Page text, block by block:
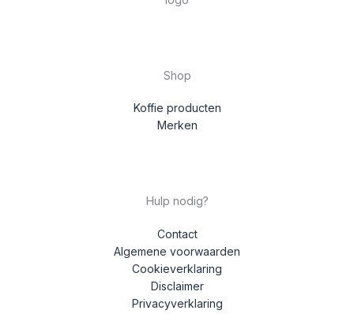
Shop
Koffie producten
Merken
Hulp nodig?
Contact
Algemene voorwaarden
Cookieverklaring
Disclaimer
Privacyverklaring